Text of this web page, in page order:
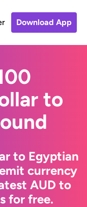
Download App
to
to Egyptian
currency
AUD to
for free.